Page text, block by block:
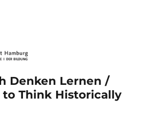
Denken Lernen /
to Think Historically